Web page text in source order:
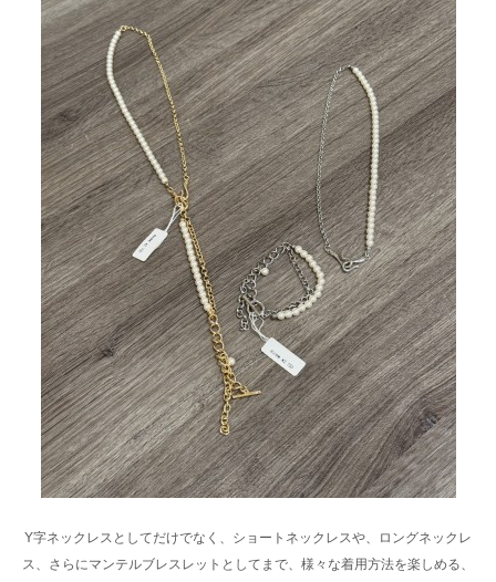
Y字ネックレスとしてだけでなく、ショートネックレスや、ロングネックレ
ス、さらにマンテルブレスレットとしてまで、様々な着用方法を楽しめる、